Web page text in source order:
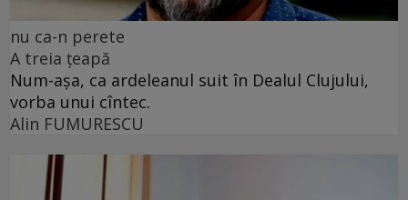
nu ca-n perete
A treia țeapă
Num-așa, ca ardeleanul suit în Dealul Clujului,
vorba unui cîntec.
Alin FUMURESCU